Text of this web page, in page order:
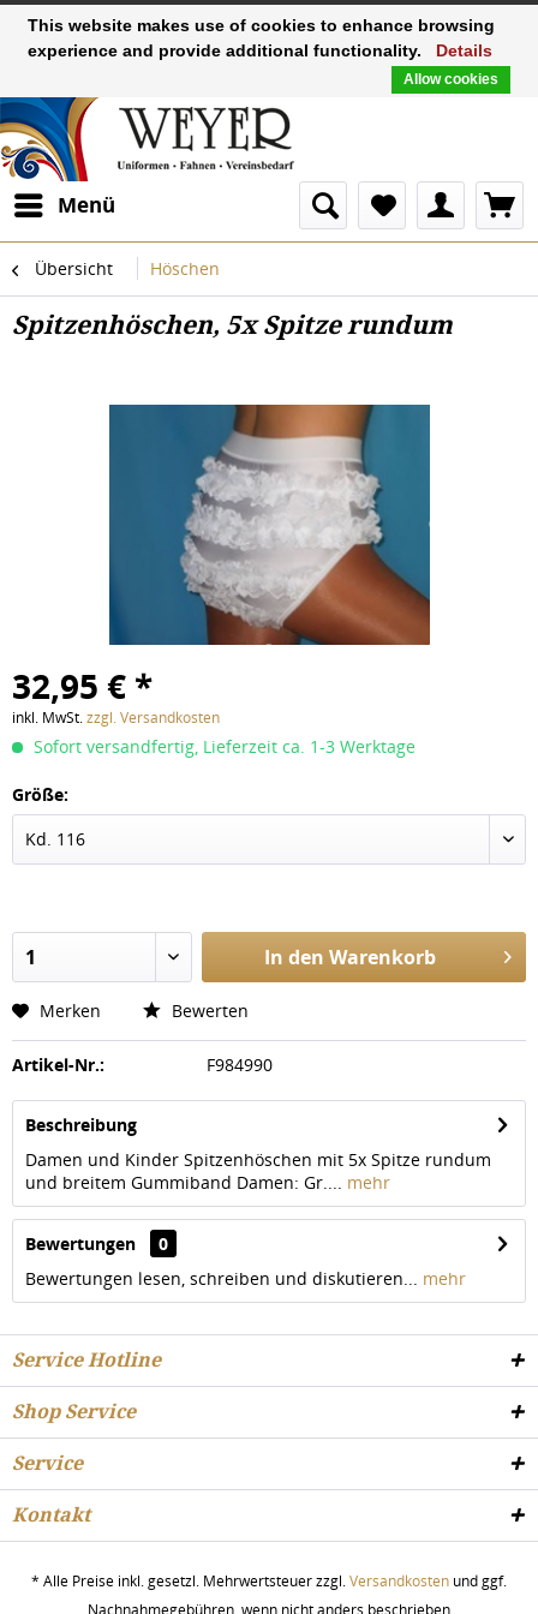
Menü
Übersicht Höschen
Spitzenhöschen, 5x Spitze rundum
32,95 € *
inkl. MwSt.zzgl. Versandkosten
Sofort versandfertig, Lieferzeit ca. 1-3 Werktage
Größe:
In den Warenkorb
Merken Bewerten
Artikel-Nr.: F984990
Beschreibung
Damen und Kinder Spitzenhöschen mit 5x Spitze rundum
und breitem Gummiband Damen: Gr.... mehr
Bewertungen
0
Bewertungen lesen, schreiben und diskutieren... mehr
Service Hotline
Shop Service
Service
Kontakt
* Alle Preise inkl. gesetzl. Mehrwertsteuer zzgl.Versandkosten und ggf.
This website makes use of cookies to enhance browsing
experience and provide additional functionality.
Details
Allow cookies